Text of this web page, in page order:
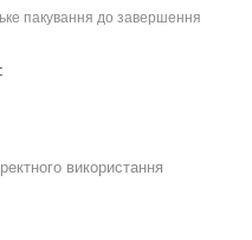
пакування до завершення
використання